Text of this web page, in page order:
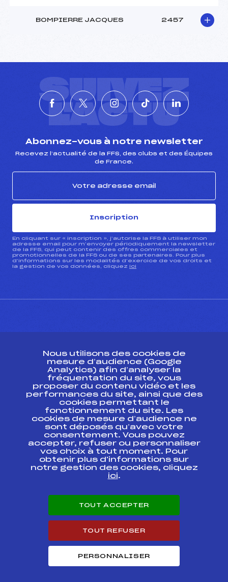
BOMPIERRE JACQUES 2457
SUIVEZ
L'ACTU
Abonnez-vous à notre newsletter
Recevez l’actualité de la FFS, des clubs et des Équipes
de France.
Inscription
En cliquant sur « inscription », j’autorise la FFS à utiliser mon
adresse email pour m’envoyer périodiquement la newsletter
de la FFS, qui peut contenir des offres commerciales et
promotionnelles de la FFS ou de ses partenaires. Pour plus
d’informations sur les modalités d’exercice de vos droits et
la gestion de vos données, cliquez ici
Ressources
Pass’Neige
Projet sportif fédéral
Projet de performance fédéral
Antidopage
Pôle Développement, Formation, Suivi
Scientifique
Listes ministérielles
Pôle vie de l’athlète
Enseignement professionnel
Carrières
Nous utilisons des cookies de
mesure d’audience (Google
Analytics) afin d’analyser la
fréquentation du site, vous
proposer du contenu vidéo et les
performances du site, ainsi que des
cookies permettant le
fonctionnement du site. Les
cookies de mesure d’audience ne
sont déposés qu’avec votre
consentement. Vous pouvez
accepter, refuser ou personnaliser
vos choix à tout moment. Pour
obtenir plus d'informations sur
notre gestion des cookies, cliquez
ici.
TOUT ACCEPTER
TOUT REFUSER
PERSONNALISER